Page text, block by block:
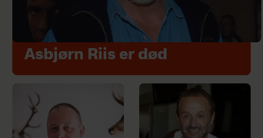
Asbjørn Riis er død